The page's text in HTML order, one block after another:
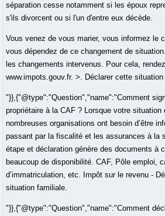
séparation cesse notamment si les époux
s'ils divorcent ou si l'un d'entre eux décède.
Vous venez de vous marier, vous informez le
vous dépendez de ce changement de
les changements intervenus. Pour cela,
www.impots.gouv.fr. >. Déclarer cette
"}},{"@type":"Question","name":"Comment
propriétaire à la CAF ? Lorsque votre
nombreuses organisations ont besoin d’être
passant par la fiscalité et les assurances à la
étape et déclaration génère des documents à
beaucoup de disponibilité. CAF, Pôle emploi,
d’immatriculation, etc. Impôt sur le revenu -
situation familiale.
"}},{"@type":"Question","name":"Comment